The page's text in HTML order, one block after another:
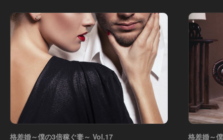
格差婚～僕の3倍稼ぐ妻～ Vol.17 格差婚～